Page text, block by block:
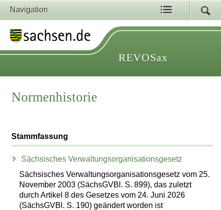
Navigation
REVOSax
Normenhistorie
Stammfassung
Sächsisches Verwaltungsorganisationsgesetz
Sächsisches Verwaltungsorganisationsgesetz vom 25.
November 2003 (SächsGVBl. S. 899), das zuletzt
durch Artikel 8 des Gesetzes vom 24. Juni 2026
(SächsGVBl. S. 190) geändert worden ist